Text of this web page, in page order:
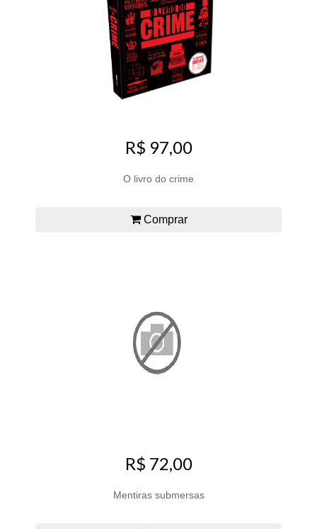
R$ 97,00
O livro do crime
Comprar
R$ 72,00
Mentiras submersas